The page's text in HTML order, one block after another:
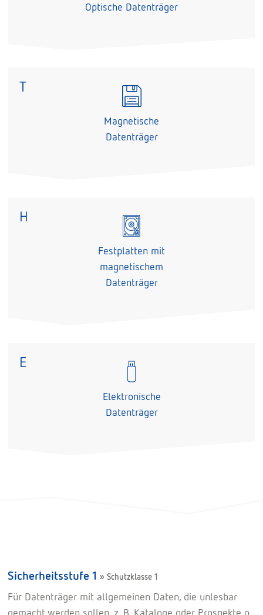
Optische Datenträger
Magnetische
Datenträger
T
Festplatten mit
magnetischem
Datenträger
H
Elektronische
Datenträger
E
Sicherheitsstufe 1 » Schutzklasse 1
Für Datenträger mit allgemeinen Daten, die unlesbar
gemacht werden sollen, z. B. Kataloge oder Prospekte o.